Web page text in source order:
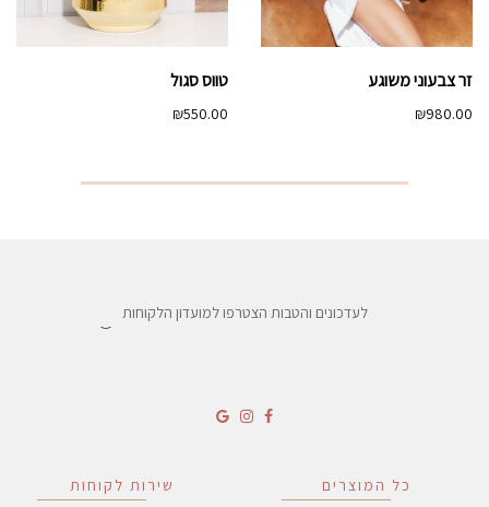
זר צבעוני משוגע
₪980.00
טווס סגול
₪550.00
כל המוצרים שירות לקוחות
לעדכונים והטבות הצטרפו למועדון הלקוחות